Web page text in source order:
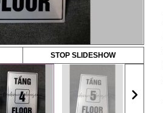
STOP SLIDESHOW